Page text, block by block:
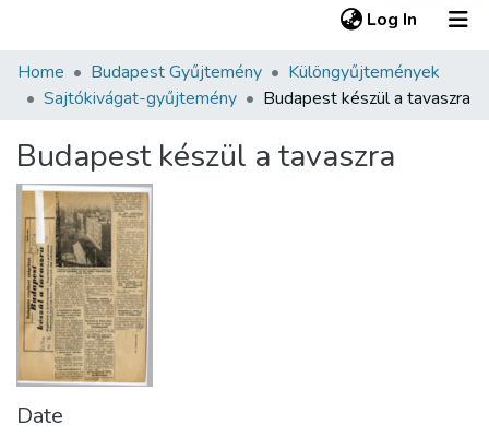
Log In (current)
Communities & Collections
Statistics
About us
Home Budapest Gyűjtemény
Különgyűjtemények
Sajtókivágat-gyűjtemény
Budapest készül a tavaszra
Budapest készül a tavaszra
Date